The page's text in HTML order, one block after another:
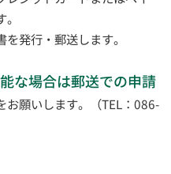
発行・郵送します。
な場合は郵送での申請
お願いします。（TEL：086-